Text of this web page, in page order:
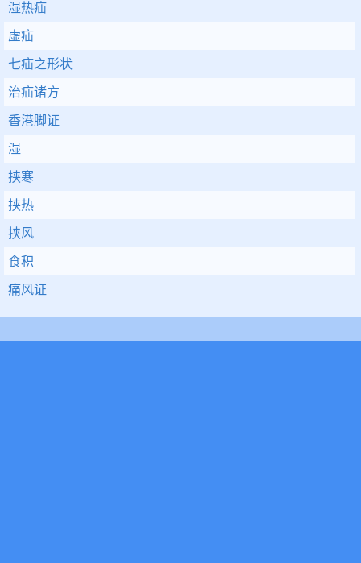
湿热疝
虚疝
七疝之形状
治疝诸方
香港脚证
湿
挟寒
挟热
挟风
食积
痛风证